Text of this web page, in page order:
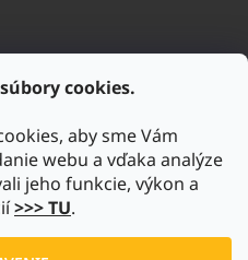
cookies.
aby sme Vám
webu a vďaka analýze
jeho funkcie, výkon a
>>> TU.
techniks.r.o.7746